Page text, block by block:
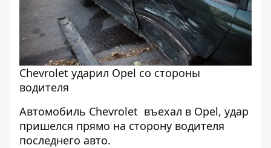
Chevrolet ударил Opel со стороны
водителя
Автомобиль Chevrolet въехал в Opel, удар
пришелся прямо на сторону водителя
последнего авто.